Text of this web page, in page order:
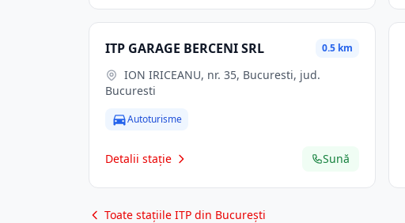
ITP GARAGE BERCENI SRL 0.5 km
Bucuresti
Autoturisme
Detalii stație Sună
Toate stațiile ITP din București